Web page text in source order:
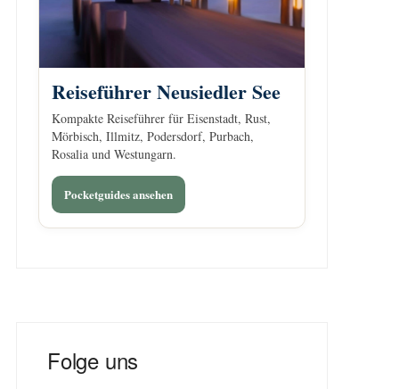
Reiseführer Neusiedler See
Kompakte Reiseführer für Eisenstadt, Rust,
Mörbisch, Illmitz, Podersdorf, Purbach,
Rosalia und Westungarn.
Pocketguides ansehen
Folge uns